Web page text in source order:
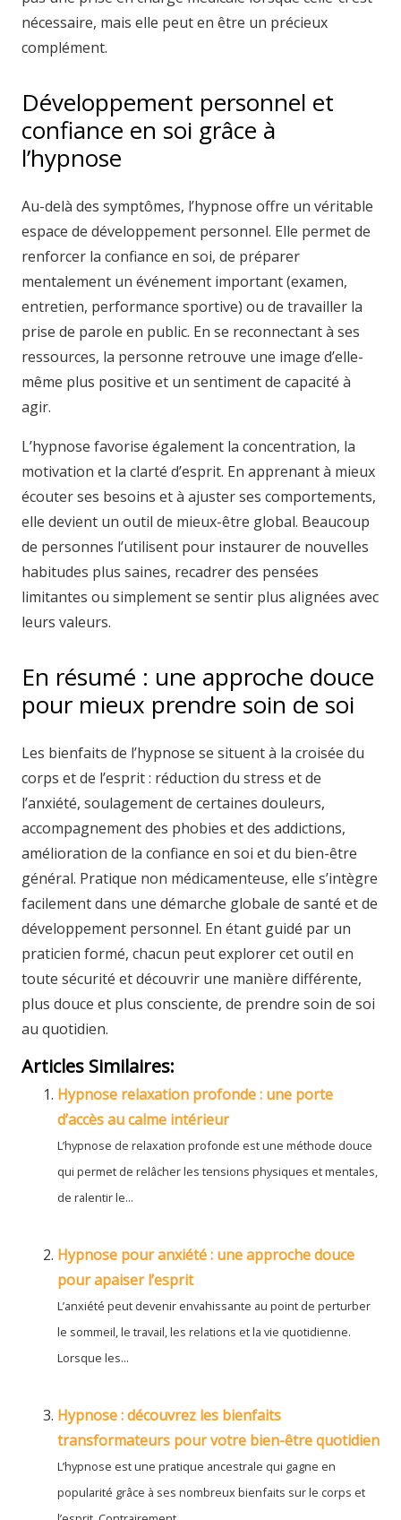
nécessaire, mais elle peut en être un précieux
complément.
Développement personnel et
confiance en soi grâce à
l’hypnose
Au-delà des symptômes, l’hypnose offre un véritable
espace de développement personnel. Elle permet de
renforcer la confiance en soi, de préparer
mentalement un événement important (examen,
entretien, performance sportive) ou de travailler la
prise de parole en public. En se reconnectant à ses
ressources, la personne retrouve une image d’elle-
même plus positive et un sentiment de capacité à
agir.
L’hypnose favorise également la concentration, la
motivation et la clarté d’esprit. En apprenant à mieux
écouter ses besoins et à ajuster ses comportements,
elle devient un outil de mieux-être global. Beaucoup
de personnes l’utilisent pour instaurer de nouvelles
habitudes plus saines, recadrer des pensées
limitantes ou simplement se sentir plus alignées avec
leurs valeurs.
En résumé : une approche douce
pour mieux prendre soin de soi
Les bienfaits de l’hypnose se situent à la croisée du
corps et de l’esprit : réduction du stress et de
l’anxiété, soulagement de certaines douleurs,
accompagnement des phobies et des addictions,
amélioration de la confiance en soi et du bien-être
général. Pratique non médicamenteuse, elle s’intègre
facilement dans une démarche globale de santé et de
développement personnel. En étant guidé par un
praticien formé, chacun peut explorer cet outil en
toute sécurité et découvrir une manière différente,
plus douce et plus consciente, de prendre soin de soi
au quotidien.
Articles Similaires:
Hypnose relaxation profonde : une porte
d’accès au calme intérieur
L’hypnose de relaxation profonde est une méthode douce
qui permet de relâcher les tensions physiques et mentales,
de ralentir le...
Hypnose pour anxiété : une approche douce
pour apaiser l’esprit
L’anxiété peut devenir envahissante au point de perturber
le sommeil, le travail, les relations et la vie quotidienne.
Lorsque les...
Hypnose : découvrez les bienfaits
transformateurs pour votre bien-être quotidien
L’hypnose est une pratique ancestrale qui gagne en
popularité grâce à ses nombreux bienfaits sur le corps et